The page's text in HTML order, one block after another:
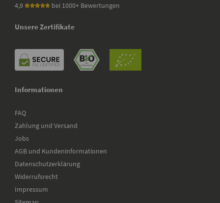
4,9
bei 1000+ Bewertungen
Unsere Zertifikate
Informationen
FAQ
Zahlung und Versand
Jobs
AGB und Kundeninformationen
Datenschutzerklärung
Widerrufsrecht
Impressum